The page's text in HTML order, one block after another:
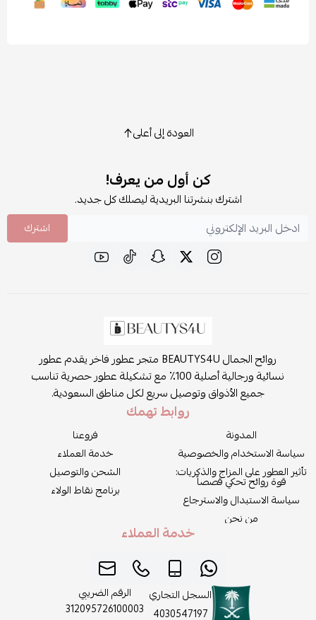
العودة إلى أعلى
كن أول من يعرف!
اشترك بنشرتنا البريدية ليصلك كل جديد.
اشترك
روائح الجمال BEAUTYS4U متجر عطور فاخر يقدم عطور
نسائية ورجالية أصلية 100٪ مع تشكيلة عطور حصرية تناسب
جميع الأذواق وتوصيل سريع لكل مناطق السعودية.
روابط تهمك
المدونة
سياسة الاستخدام والخصوصية
تأثير العطور على المزاج والذكريات:
قوة روائح تحكي قصصاً
سياسة الاستبدال والاسترجاع
من نحن
فروعنا
خدمة العملاء
الشحن والتوصيل
برنامج نقاط الولاء
خدمة العملاء
السجل التجاري
4030547197
الرقم الضريبي
312095726100003